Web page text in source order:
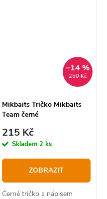
250 Kč
–14 %
Mikbaits Tričko Mikbaits
Team černé
215 Kč
Skladem 2 ks
ZOBRAZIT
Černé tričko s nápisem